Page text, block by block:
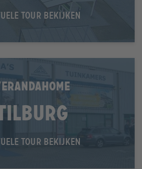
TOUR BEKIJKEN
TOUR BEKIJKEN